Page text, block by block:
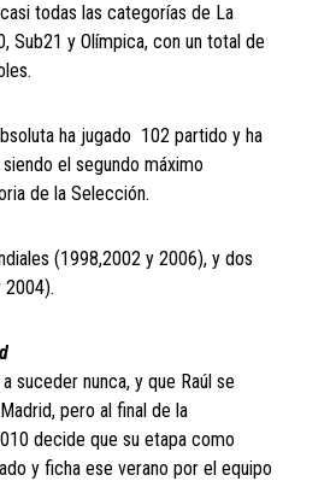
todas las categorías de La
Sub21 y Olímpica, con un total de
ha jugado 102 partido y ha
el segundo máximo
de la Selección.
(1998,2002 y 2006), y dos
2004).
suceder nunca, y que Raúl se
pero al final de la
decide que su etapa como
y ficha ese verano por el equipo